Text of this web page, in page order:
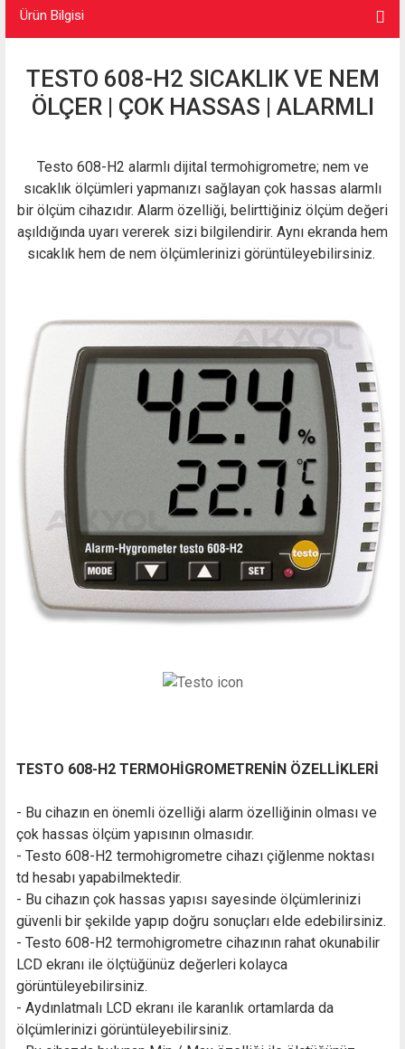
Ürün Bilgisi
TESTO 608-H2 SICAKLIK VE NEM
ÖLÇER | ÇOK HASSAS | ALARMLI
Testo 608-H2 alarmlı dijital termohigrometre; nem ve
sıcaklık ölçümleri yapmanızı sağlayan çok hassas alarmlı
bir ölçüm cihazıdır. Alarm özelliği, belirttiğiniz ölçüm değeri
aşıldığında uyarı vererek sizi bilgilendirir. Aynı ekranda hem
sıcaklık hem de nem ölçümlerinizi görüntüleyebilirsiniz.
TESTO 608-H2 TERMOHİGROMETRENİN ÖZELLİKLERİ
- Bu cihazın en önemli özelliği alarm özelliğinin olması ve
çok hassas ölçüm yapısının olmasıdır.
- Testo 608-H2 termohigrometre cihazı çiğlenme noktası
td hesabı yapabilmektedir.
- Bu cihazın çok hassas yapısı sayesinde ölçümlerinizi
güvenli bir şekilde yapıp doğru sonuçları elde edebilirsiniz.
- Testo 608-H2 termohigrometre cihazının rahat okunabilir
LCD ekranı ile ölçtüğünüz değerleri kolayca
görüntüleyebilirsiniz.
- Aydınlatmalı LCD ekranı ile karanlık ortamlarda da
ölçümlerinizi görüntüleyebilirsiniz.